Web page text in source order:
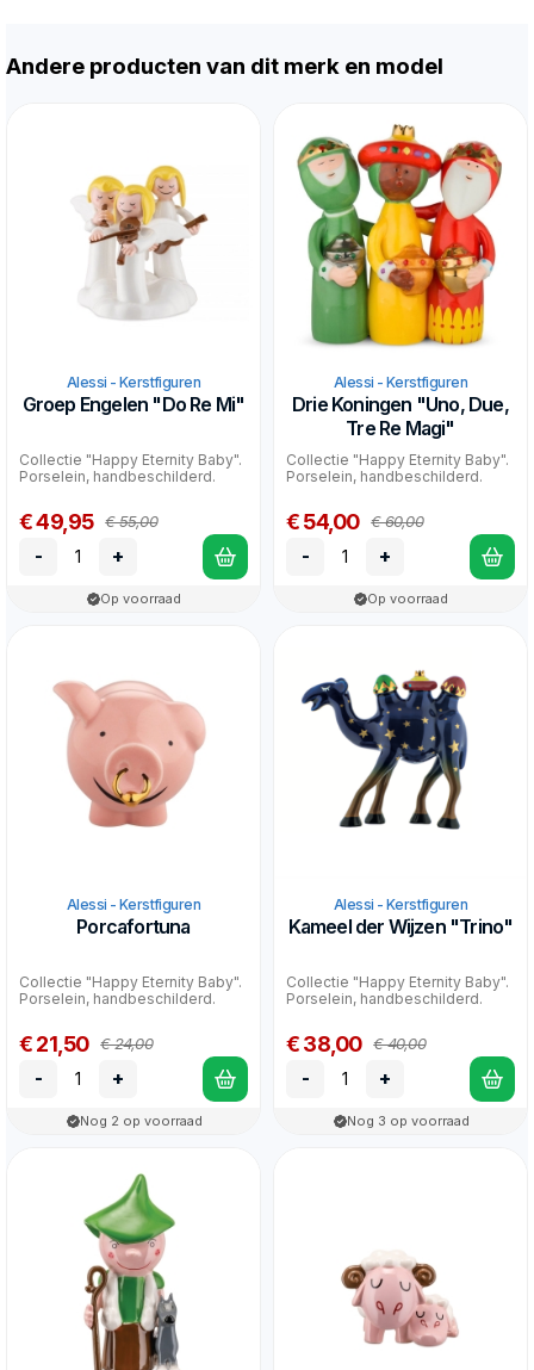
Andere producten van dit merk en model
Alessi - Kerstfiguren
Groep Engelen "Do Re Mi"
Collectie "Happy Eternity Baby".
Porselein, handbeschilderd.
€ 49,95 € 55,00
- +
Op voorraad
Alessi - Kerstfiguren
Drie Koningen "Uno, Due,
Tre Re Magi"
Collectie "Happy Eternity Baby".
Porselein, handbeschilderd.
€ 54,00 € 60,00
- +
Op voorraad
Alessi - Kerstfiguren
Porcafortuna
Collectie "Happy Eternity Baby".
Porselein, handbeschilderd.
€ 21,50 € 24,00
- +
Nog 2 op voorraad
Alessi - Kerstfiguren
Kameel der Wijzen "Trino"
Collectie "Happy Eternity Baby".
Porselein, handbeschilderd.
€ 38,00 € 40,00
- +
Nog 3 op voorraad